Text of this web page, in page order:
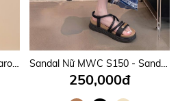
BALO MWC 1285 - Balo Caro Đi Học, Đi Làm Đậm Chất Streetwear Cá Tính, Chất Ngầu Mỗi Bước Chân. Sandal Nữ MWC S150 - Sandal Nữ Quai Mảnh Phối Khoá Chữ Kim Loại Sáng Đẹp, Thanh Lịch, Thời Trang.
250,000đ